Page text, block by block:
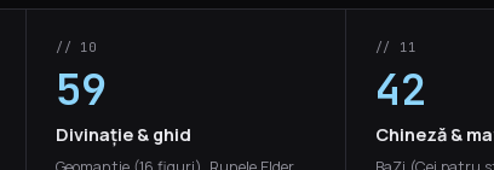
// 10
59
Divinație & ghid
// 11
42
Chineză &